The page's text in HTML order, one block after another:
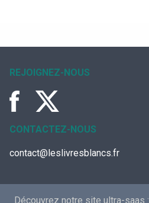
REJOIGNEZ-NOUS
CONTACTEZ-NOUS
contact@leslivresblancs.fr
Découvrez notre site ultra-saas :